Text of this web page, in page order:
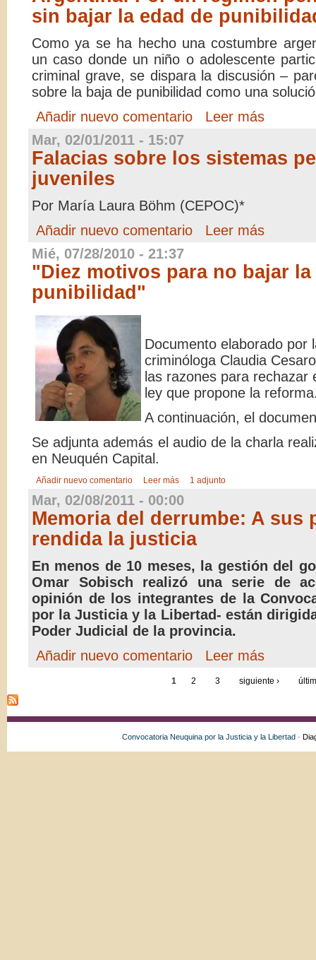
sin bajar la edad de
Como ya se ha hecho una costumbre
un caso donde un niño o adolescente
criminal grave, se dispara la discusión –
sobre la baja de punibilidad como una
Añadir nuevo comentario
Leer más
Mar, 02/01/2011 - 15:07
Falacias sobre los sistemas
juveniles
Por María Laura Böhm (CEPOC)*
Añadir nuevo comentario
Leer más
Mié, 07/28/2010 - 21:37
"Diez motivos para no bajar la
punibilidad"
Documento elaborado por
criminóloga Claudia
las razones para rechazar
ley que propone la
A continuación, el
Se adjunta además el audio de la charla
en Neuquén Capital.
Añadir nuevo comentario Leer más 1 adjunto
Mar, 02/08/2011 - 00:00
Memoria del derrumbe: A sus
rendida la justicia
En menos de 10 meses, la gestión del
Omar Sobisch realizó una serie de
opinión de los integrantes de la
por la Justicia y la Libertad- están
Poder Judicial de la provincia.
Añadir nuevo comentario
Leer más
1 2 3 siguiente ›
Convocatoria Neuquina por la Justicia y la Libertad ·